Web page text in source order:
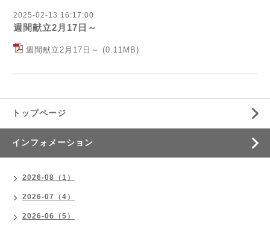
2025-02-13 16:17:00
週間献立2月17日～
週間献立2月17日～ (0.11MB)
トップページ
インフォメーション
2026-08（1）
2026-07（4）
2026-06（5）